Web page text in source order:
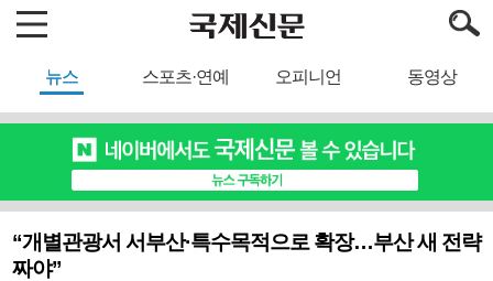
뉴스 스포츠·연예 오피니언 동영상
“개별관광서 서부산·특수목적으로 확장…부산 새 전략
짜야”